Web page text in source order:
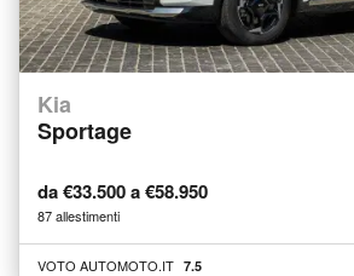
Kia
Sportage
da €33.500 a €58.950
87 allestimenti
VOTO AUTOMOTO.IT 7.5